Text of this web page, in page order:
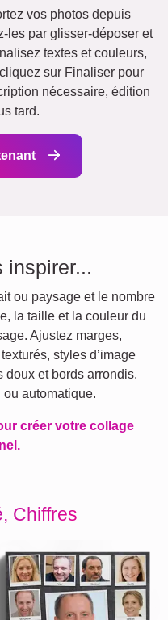
vos photos depuis
les par glisser-déposer et
textes et couleurs,
sur Finaliser pour
nécessaire, édition
tard.
inspirer...
ou paysage et le nombre
la taille et la couleur du
Ajustez marges,
styles d’image
doux et bords arrondis.
automatique.
créer votre collage
Chiffres